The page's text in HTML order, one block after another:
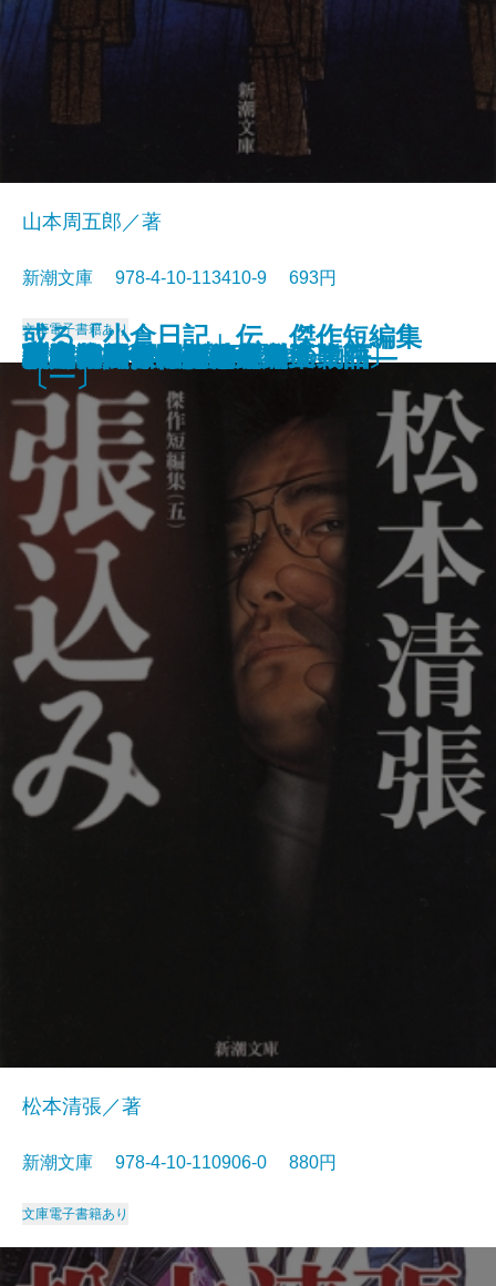
原色の街・驟雨
虚空遍歴〔上〕
質屋の女房
獣の戯れ
歪んだ複写―税務署殺人事件―
どくとるマンボウ昆虫記
日本語の年輪
わるいやつら〔下〕
わるいやつら〔上〕
さぶ
山本周五郎／著
新潮文庫 978-4-10-113410-9 693円
文庫電子書籍あり
張込み 傑作短編集〔五〕
松本清張／著
新潮文庫 978-4-10-110906-0 880円
文庫電子書籍あり
西郷札 傑作短編集〔三〕
黒地の絵 傑作短編集〔二〕
幽霊―或る幼年と青春の物語―
佐渡流人行 傑作短編集〔四〕
助左衛門四代記
強力伝・孤島
駅路 傑作短編集〔六〕
敦煌
或る「小倉日記」伝 傑作短編集
〔一〕